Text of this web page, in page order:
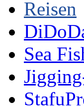
Reisen
Sea